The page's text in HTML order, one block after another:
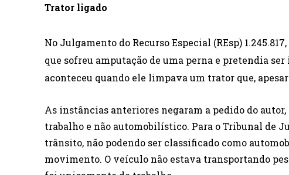
Trator ligado
No Julgamento do Recurso Especial (REsp) 1.245.817,
que sofreu amputação de uma perna e pretendia
aconteceu quando ele limpava um trator que,
As instâncias anteriores negaram a pedido do
trabalho e não automobilístico. Para o Tribunal de
trânsito, não podendo ser classificado como
movimento. O veículo não estava transportando